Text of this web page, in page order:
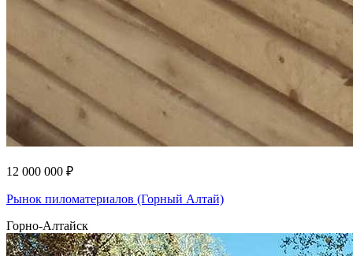
12 000 000 ₽
Рынок пиломатериалов (Горный Алтай)
Горно-Алтайск